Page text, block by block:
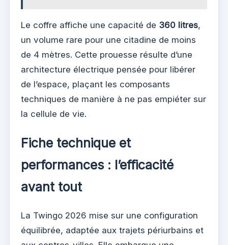
Le coffre affiche une capacité de 360 litres,
un volume rare pour une citadine de moins
de 4 mètres. Cette prouesse résulte d’une
architecture électrique pensée pour libérer
de l’espace, plaçant les composants
techniques de manière à ne pas empiéter sur
la cellule de vie.
Fiche technique et
performances : l’efficacité
avant tout
La Twingo 2026 mise sur une configuration
équilibrée, adaptée aux trajets périurbains et